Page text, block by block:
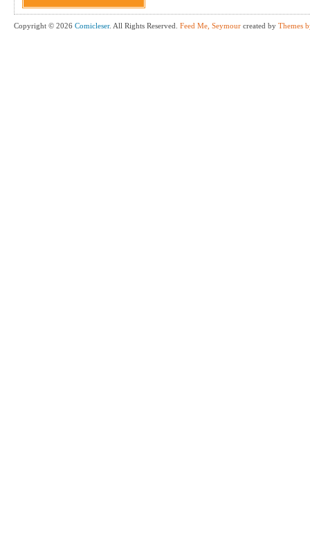
Copyright © 2026 Comicleser. All Rights Reserved. Feed Me, Seymour created by Themes